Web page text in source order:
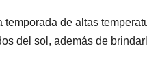
temporada de altas
del sol, además de